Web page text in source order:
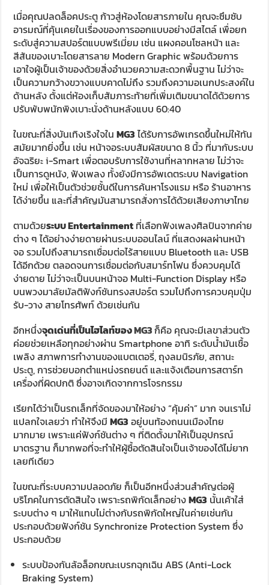
เมื่อคุณปลดล็อคประตู ก้าวสู่ห้องโดยสารภายใน คุณจะซึมซับ
อารมณ์ที่คุ้นเคยในเรื่องของการออกแบบอย่างมีสไตล์ เพื่อยก
ระดับสู่ความสปอร์ตแบบพรีเมี่ยม เช่น แผงคอนโซลหน้า และ
สีสันของเบาะโดยสารลาย Modern Graphic พร้อมด้วยการ
เอาใจผู้เป็นเจ้าของด้วยสิ่งอำนวยความสะดวกพื้นฐาน ไม่ว่าจะ
เป็นความกว้างขวางแบบคาดไม่ถึง รวมถึงความอเนกประสงค์ใน
ด้านหลัง ตั้งแต่ห้องเก็บสัมภาระท้ายที่เพิ่มเติมขนาดได้ด้วยการ
ปรับพับพนักพิงเบาะนั่งด้านหลังแบบ 60:40
ในขณะที่สิ่งบันเทิงเริงใจในMG3ได้รับการอัพเกรดขึ้นใหม่ให้ทัน
สมัยมากยิ่งขึ้น เช่น หน้าจอระบบสัมผัสขนาด 8 นิ้ว ที่มากับระบบ
อัจฉริยะ i-Smart เพื่อตอบรับการใช้งานที่หลากหลาย ไม่ว่าจะ
เป็นการดูหนัง, ฟังเพลง ทั้งยังมีการอัพเดตระบบ Navigation
ใหม่ เพื่อให้เป็นตัวช่วยชั้นดีในการค้นหาโรงแรม หรือ ร้านอาหาร
ได้ง่ายขึ้น และที่สำคัญมันสามารถสั่งการได้ด้วยเสียงภาษาไทย
ตามด้วยระบบ Entertainment ที่เลือกฟังเพลงศิลปินจากค่าย
ต่าง ๆ ได้อย่างง่ายดายผ่านระบบออนไลน์ ที่แสดงผลผ่านหน้า
จอ รวมไปถึงสามารถเชื่อมต่อไร้สายแบบ Bluetooth และ USB
ได้อีกด้วย ตลอดจนการเชื่อมต่อกับสมาร์ทโฟน ซึ่งควบคุมได้
ง่ายดาย ไม่ว่าจะเป็นบนหน้าจอ Multi-Function Display หรือ
บนพวงมาลัยมัลติฟังก์ชันทรงสปอร์ต รวมไปถึงการควบคุมปุ่ม
รับ-วาง สายโทรศัพท์ ด้วยเช่นกัน
อีกหนึ่งจุดเด่นที่เป็นไฮไลท์ของMG3ก็คือ คุณจะมีเลขาส่วนตัว
ค่อยช่วยเหลือทุกอย่างผ่าน Smartphone อาทิ ระดับน้ำมันเชื้อ
เพลิง สภาพการทำงานของแบตเตอรี่, ถุงลมนิรภัย, สถานะ
ประตู, การช่วยบอกตำแหน่งรถยนต์ และแจ้งเตือนการสตาร์ท
เครื่องที่ผิดปกติ ซึ่งอาจเกิดจากการโจรกรรม
เรียกได้ว่าเป็นรถเล็กที่จัดของมาให้อย่าง “คุ้มค่า” มาก จนเราไม่
แปลกใจเลยว่า ทำให้จึงมีMG3 อยู่บนท้องถนนเมืองไทย
มากมาย เพราะแค่ฟังก์ชันต่าง ๆ ที่ติดตั้งมาให้เป็นอุปกรณ์
มาตรฐาน ก็มากพอที่จะทำให้ผู้ซื้อตัดสินใจเป็นเจ้าของได้ไม่ยาก
เลยทีเดียว
ในขณะที่ระบบความปลอดภัย ก็เป็นอีกหนึ่งส่วนสำคัญต่อผู้
บริโภคในการตัดสินใจ เพราะรถพิกัดเล็กอย่างMG3 นั้นเค้าใส่
ระบบต่าง ๆ มาให้แทบไม่ต่างกับรถพิกัดใหญ่ในค่ายเช่นกัน
ประกอบด้วยฟังก์ชัน Synchronize Protection System ซึ่ง
ประกอบด้วย
ระบบป้องกันล้อล็อกขณะเบรกฉุกเฉิน ABS (Anti-Lock
Braking System)